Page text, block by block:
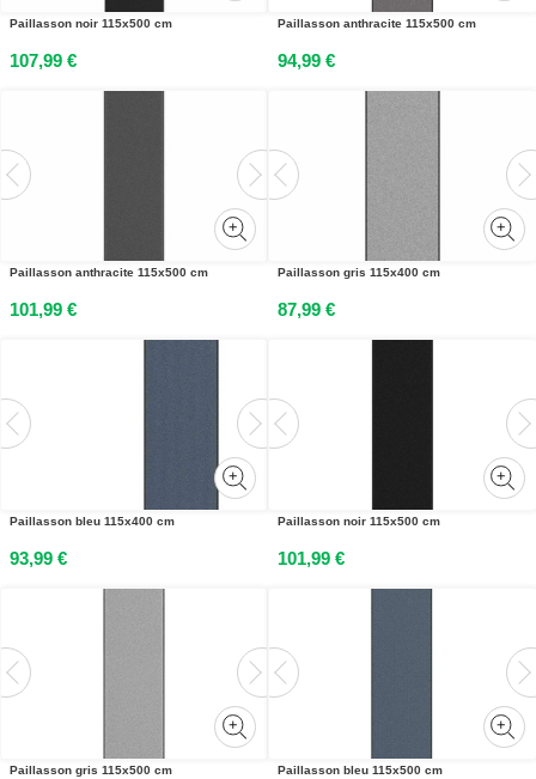
Paillasson noir 115x500 cm
107,99 €
Paillasson anthracite 115x500 cm
94,99 €
Paillasson anthracite 115x500 cm
101,99 €
Paillasson gris 115x400 cm
87,99 €
Paillasson bleu 115x400 cm
93,99 €
Paillasson noir 115x500 cm
101,99 €
Paillasson gris 115x500 cm Paillasson bleu 115x500 cm